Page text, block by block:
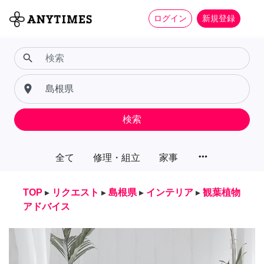
ログイン 新規登録
全て 修理・組立 家事 more_horiz
search
place
検索
TOP ▸ リクエスト ▸ 島根県 ▸ インテリア ▸ 観葉植物
アドバイス